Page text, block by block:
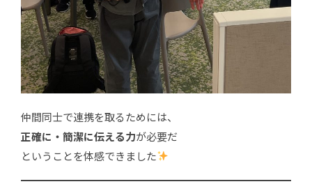
仲間同士で連携を取るためには、
正確に・簡潔に伝える力が必要だ
ということを体感できました